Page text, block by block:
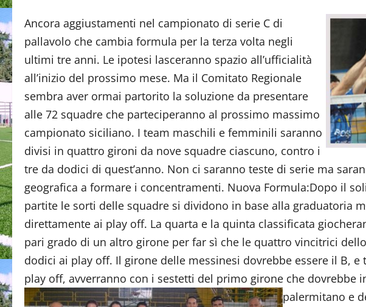
Ancora aggiustamenti nel campionato di serie C di
pallavolo che cambia formula per la terza volta negli
ultimi tre anni. Le ipotesi lasceranno spazio all’ufficialità
all’inizio del prossimo mese. Ma il Comitato Regionale
sembra aver ormai partorito la soluzione da presentare
alle 72 squadre che parteciperanno al prossimo massimo
campionato siciliano. I team maschili e femminili saranno
divisi in quattro gironi da nove squadre ciascuno, contro i
tre da dodici di quest’anno. Non ci saranno teste di serie ma
geografica a formare i concentramenti. Nuova Formula:Dopo il
partite le sorti delle squadre si dividono in base alla graduatoria
direttamente ai play off. La quarta e la quinta classificata
pari grado di un altro girone per far sì che le quattro vincitrici
dodici ai play off. Il girone delle messinesi dovrebbe essere il B,
play off, avverranno con i sestetti del primo girone che dovrebbe
palermitano e